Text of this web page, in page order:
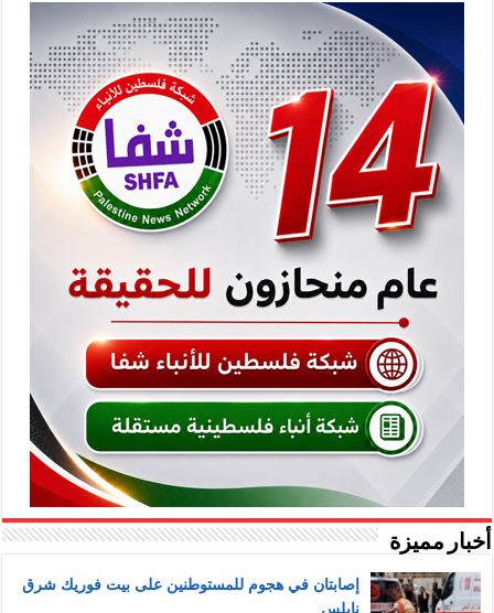
أخبار مميزة
إصابتان في هجوم للمستوطنين على بيت فوريك شرق
نابلس